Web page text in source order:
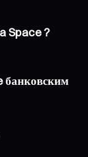
Space ?
банковским